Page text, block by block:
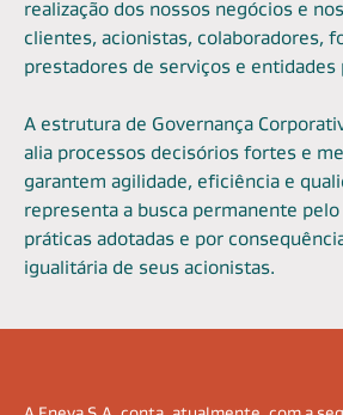
realização dos nossos negócios e
clientes, acionistas, colaboradores,
prestadores de serviços e entidades
A estrutura de Governança
alia processos decisórios fortes e
garantem agilidade, eficiência e
representa a busca permanente
práticas adotadas e por
igualitária de seus acionistas.